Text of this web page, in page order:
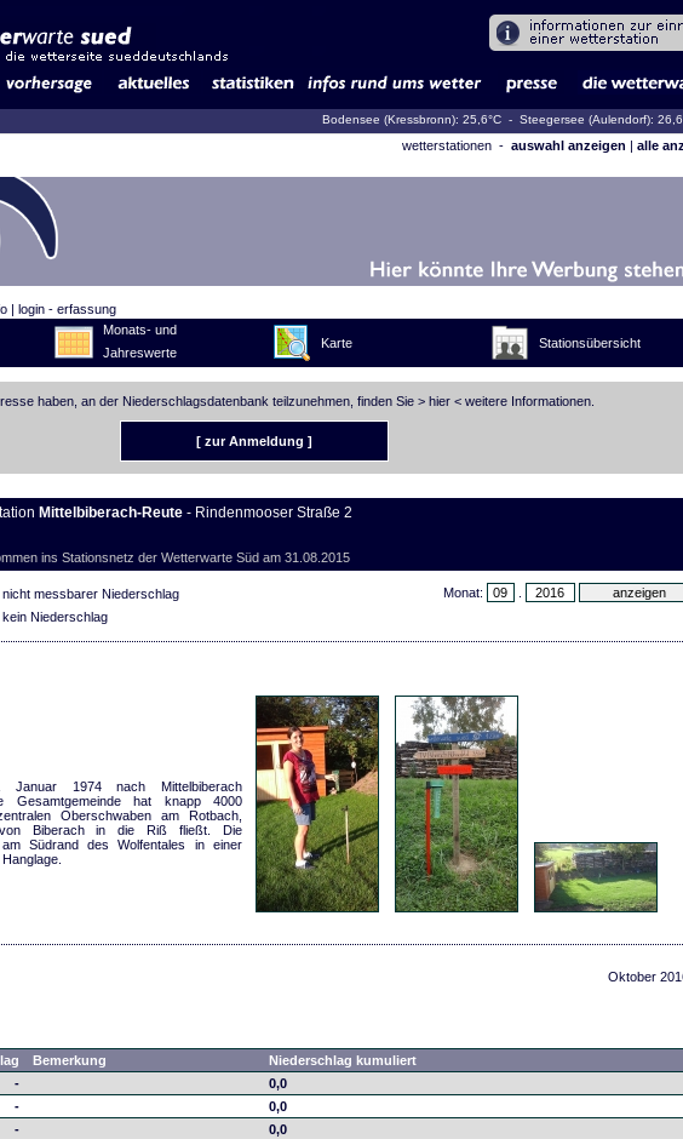
Bodensee (Kressbronn): 25,6°C - Steegersee (Aulendorf):
wetterstationen - auswahl anzeigen | alle
| login - erfassung
Monats- und
Jahreswerte
Karte Stationsübersicht
haben, an der Niederschlagsdatenbank teilzunehmen, finden Sie > hier< weitere Informationen.
[ zur Anmeldung ]
Mittelbiberach-Reute- Rindenmooser Straße 2
ins Stationsnetz der Wetterwarte Süd am 31.08.2015
Monat:
nicht messbarer Niederschlag
kein Niederschlag
1974 nach Mittelbiberach
Gesamtgemeinde hat knapp 4000
Oberschwaben am Rotbach,
Biberach in die Riß fließt. Die
am Südrand des Wolfentales in einer
Oktober
Bemerkung
Niederschlag kumuliert
-
0,0
-
0,0
-
0,0